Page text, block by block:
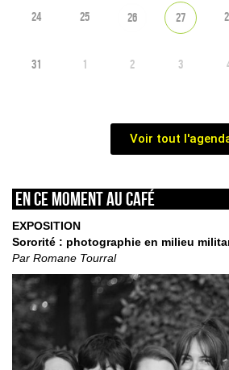
24 25 26 27
31 1 2 3
Voir tout
En ce moment au café
EXPOSITION
Sororité : photographie en milieu
Par Romane Tourral